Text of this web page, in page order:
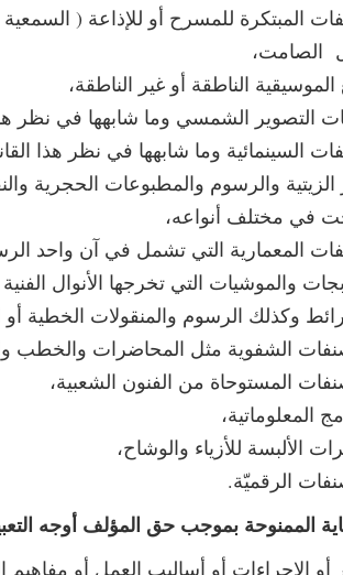
المبتكرة للمسرح أو للإذاعة (
الصامت،
الناطقة أو غير الناطقة،
التصوير الشمسي وما شابهها في نظر
السينمائية وما شابهها في نظر هذا
الزيتية والرسوم والمطبوعات الحجرية
في مختلف أنواعه،
المعمارية التي تشمل في آن واحد
والموشيات التي تخرجها الأنوال
وكذلك الرسوم والمنقولات الخطية أو
الشفوية مثل المحاضرات والخطب
المستوحاة من الفنون الشعبية،
المعلوماتية،
الألبسة للأزياء والوشاح،
الرقميّة.
الممنوحة بموجب حق المؤلف أوجه
أو الإجراءات أو أساليب العمل أو مفاهيم